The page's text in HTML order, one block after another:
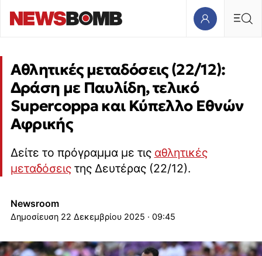
Αθλητικές μεταδόσεις (22/12):
Δράση με Παυλίδη, τελικό
Supercoppa και Κύπελλο Εθνών
Αφρικής
Δείτε το πρόγραμμα με τις αθλητικές
μεταδόσειςτης Δευτέρας (22/12).
Newsroom
22 Δεκεμβρίου 2025 · 09:45